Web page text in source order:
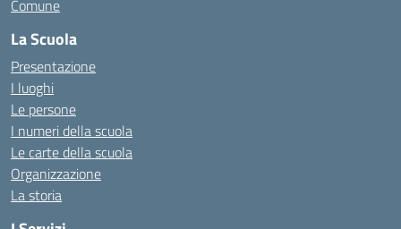
Comune
La Scuola
Presentazione
I luoghi
Le persone
I numeri della scuola
Le carte della scuola
Organizzazione
La storia